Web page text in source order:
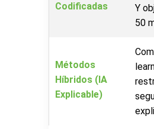
Codificadas
Y
50
Métodos
Híbridos (IA
Explicable)